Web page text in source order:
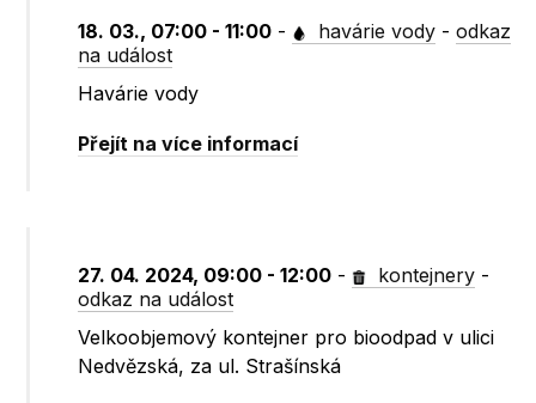
18. 03., 07:00 - 11:00 - havárie vody -odkaz
na událost
Havárie vody
Přejít na více informací
27. 04. 2024, 09:00 - 12:00 - kontejnery -
odkaz na událost
Velkoobjemový kontejner pro bioodpad v ulici
Nedvězská, za ul. Strašínská